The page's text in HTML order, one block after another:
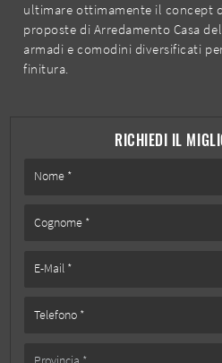
RICHIEDI IL
ultimare ottimamente il concept
proposte di Arredamento Casa
armadi e comodini diversificati
finitura.